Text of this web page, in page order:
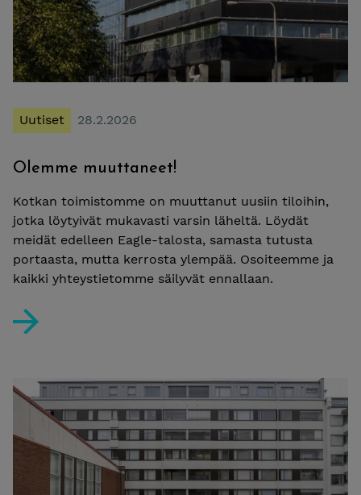
Uutiset 28.2.2026
Olemme muuttaneet!
Kotkan toimistomme on muuttanut uusiin tiloihin,
jotka löytyivät mukavasti varsin läheltä. Löydät
meidät edelleen Eagle-talosta, samasta tutusta
portaasta, mutta kerrosta ylempää. Osoiteemme ja
kaikki yhteystietomme säilyvät ennallaan.